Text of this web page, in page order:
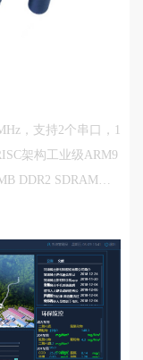
，支持2个串口，1
架构工业级ARM9
DDR2 SDRAM及
1900MHz远程
、1/2/4路RS485串